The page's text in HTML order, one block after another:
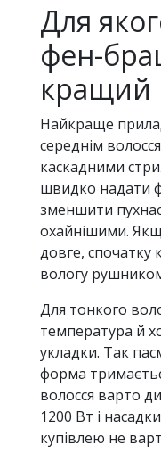
Для
фен-
кращий
Найкраще
середнім
каскадними
швидко надати
зменшити
охайнішими.
довге,
вологу
Для тонкого
температура й
укладки. Так
форма
волосся варто
1200 Вт і
купівлею не